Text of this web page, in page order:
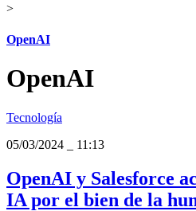
>
OpenAI
OpenAI
Tecnología
05/03/2024
11:13
OpenAI y Salesforce
IA por el bien de la